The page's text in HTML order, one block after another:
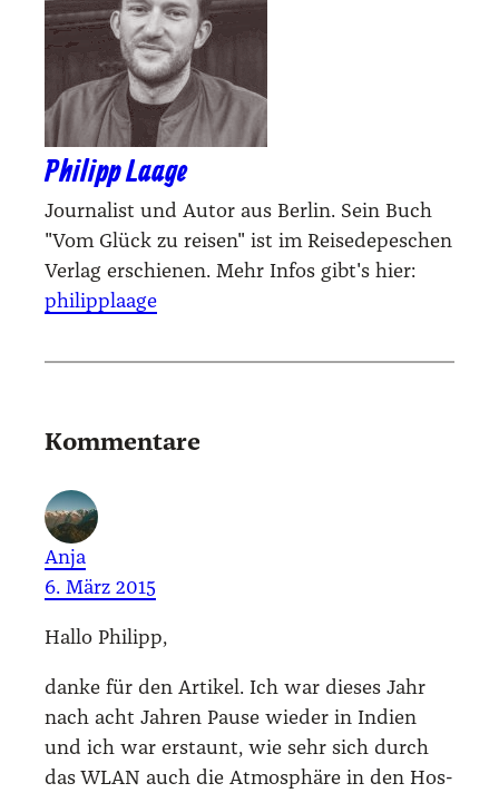
Philipp Laage
Journalist und Autor aus Berlin. Sein Buch
"Vom Glück zu reisen" ist im Reisedepeschen
Verlag erschienen. Mehr Infos gibt's hier:
philipplaage
Kommentare
Anja
6. März 2015
Hal­lo Phil­ipp,
dan­ke für den Arti­kel. Ich war die­ses Jahr
nach acht Jah­ren Pau­se wie­der in Indi­en
und ich war erstaunt, wie sehr sich durch
das WLAN auch die Atmo­sphä­re in den Hos­